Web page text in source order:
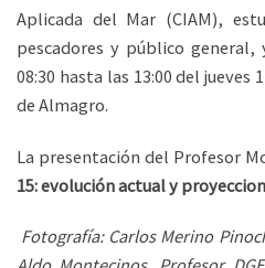
Aplicada del Mar (CIAM),
pescadores y público
08:30 hasta las 13:00 del jueves
de Almagro.
La presentación del Profesor
15: evolución actual y
Fotografía: Carlos Merino